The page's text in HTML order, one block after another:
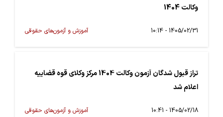
وکالت 1404
1405/02/31 - 10:14 آموزش و آزمون‌های حقوقی
تراز قبول شدگان آزمون وکالت 1404 مرکز وکلای قوه قضاییه
اعلام شد
1405/02/18 - 10:41 آموزش و آزمون‌های حقوقی